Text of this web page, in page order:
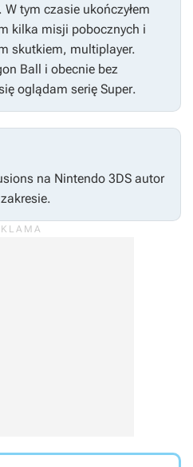
tym czasie ukończyłem
kilka misji pobocznych i
skutkiem, multiplayer.
Ball i obecnie bez
oglądam serię Super.
na Nintendo 3DS autor